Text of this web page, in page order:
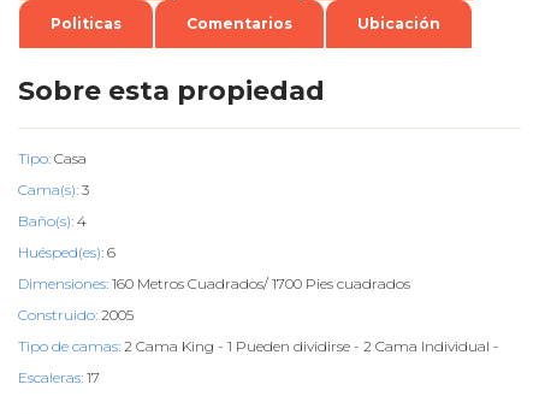
Politicas Comentarios Ubicación
Sobre esta propiedad
Tipo: Casa
Cama(s): 3
Baño(s): 4
Huésped(es): 6
Dimensiones: 160 Metros Cuadrados/ 1700 Pies cuadrados
Construido: 2005
Tipo de camas: 2 Cama King - 1 Pueden dividirse - 2 Cama Individual -
Escaleras: 17